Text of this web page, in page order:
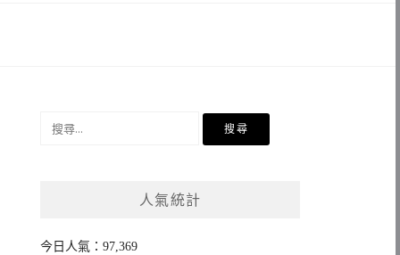
人氣統計
今日人氣：97,369